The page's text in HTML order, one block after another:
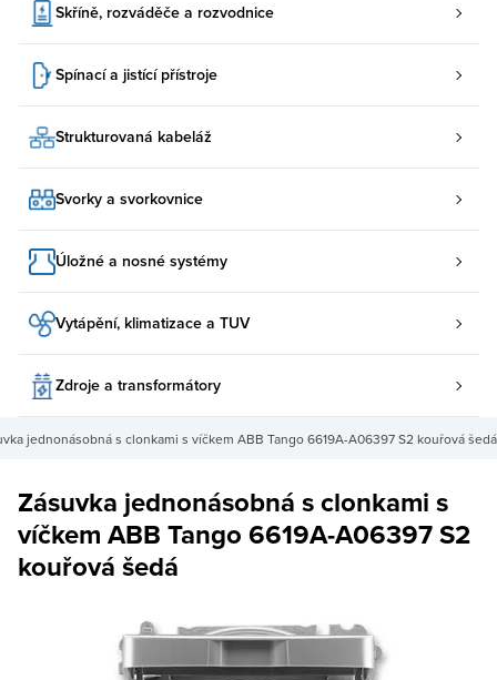
Skříně, rozváděče a rozvodnice
Spínací a jistící přístroje
Strukturovaná kabeláž
Svorky a svorkovnice
Úložné a nosné systémy
Vytápění, klimatizace a TUV
Zdroje a transformátory
jednonásobná s clonkami s víčkem ABB Tango 6619A-A06397 S2 kouřová šedá
Zásuvka jednonásobná s clonkami s
víčkem ABB Tango 6619A-A06397 S2
kouřová šedá